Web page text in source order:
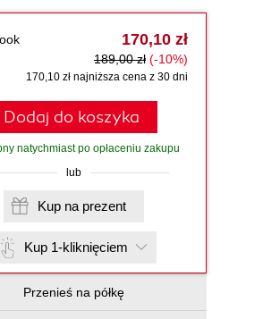
170,10 zł
189,00 zł (-10%)
170,10 zł najniższa cena z 30 dni
Dodaj do koszyka
natychmiast po opłaceniu zakupu
lub
Kup na prezent
Kup 1-kliknięciem
Przenieś na półkę